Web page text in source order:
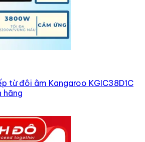
từ đôi âm Kangaroo KGIC38D1C
hãng